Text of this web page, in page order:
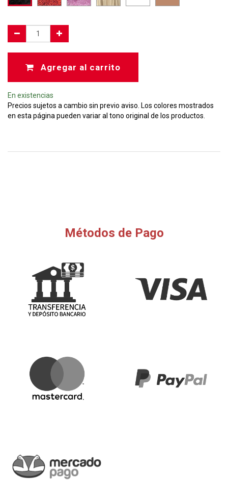
Agregar al carrito
En existencias
Precios sujetos a cambio sin previo aviso. Los colores mostrados
en esta página pueden variar al tono original de los productos.
Métodos de Pago